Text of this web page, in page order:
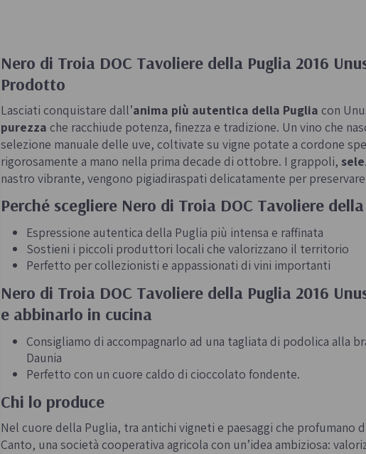
Nero di Troia DOC Tavoliere della Puglia 2016
Prodotto
Lasciati conquistare dall’anima più autentica della Puglia con
purezza che racchiude potenza, finezza e tradizione. Un vino che
selezione manuale delle uve, coltivate su vigne potate a cordone
rigorosamente a mano nella prima decade di ottobre. I grappoli,
nastro vibrante, vengono pigiadiraspati delicatamente per
Perché scegliere Nero di Troia DOC Tavoliere
Espressione autentica della Puglia più intensa e raffinata
Sostieni i piccoli produttori locali che valorizzano il territorio
Perfetto per collezionisti e appassionati di vini importanti
Nero di Troia DOC Tavoliere della Puglia 2016
e abbinarlo in cucina
Consigliamo di accompagnarlo ad una tagliata di podolica alla
Daunia
Perfetto con un cuore caldo di cioccolato fondente.
Chi lo produce
Nel cuore della Puglia, tra antichi vigneti e paesaggi che profumano
Canto, una società cooperativa agricola con un’idea ambiziosa: